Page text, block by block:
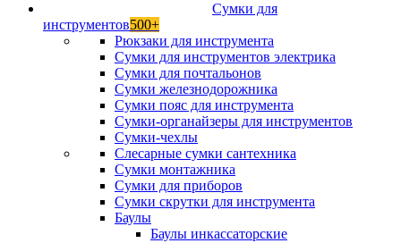
Сумки для
инструментов500+
Рюкзаки для инструмента
Сумки для инструментов электрика
Сумки для почтальонов
Сумки железнодорожника
Сумки пояс для инструмента
Сумки-органайзеры для инструментов
Сумки-чехлы
Слесарные сумки сантехника
Сумки монтажника
Сумки для приборов
Сумки скрутки для инструмента
Баулы
Баулы инкассаторские